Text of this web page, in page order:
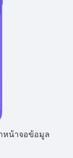
หน้าจอข้อมูล